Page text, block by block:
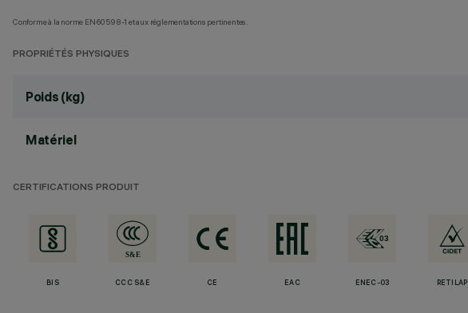
Conforme à la norme EN60598-1 et aux réglementations pertinentes.
PROPRIÉTÉS PHYSIQUES
Poids (kg)
Matériel
CERTIFICATIONS PRODUIT
BIS CCC S&E CE EAC ENEC-03 RETILAP